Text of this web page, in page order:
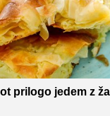
prilogo jedem z